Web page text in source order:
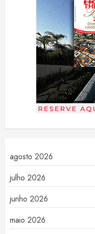
agosto 2026
julho 2026
junho 2026
maio 2026